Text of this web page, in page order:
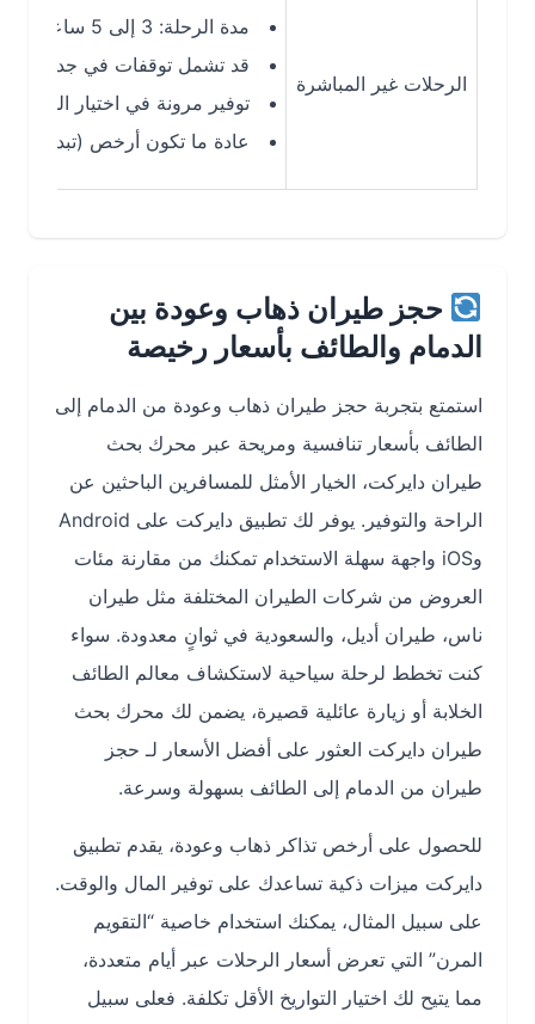
الرحلات غير المباشرة
مدة الرحلة: 3 إلى 5 ساعات
قد تشمل توقفات في جدة أو الرياض
توفير مرونة في اختيار الوجهات
عادة ما تكون أرخص (تبدأ من 289 ريال)
حجز طيران ذهاب وعودة بين
الدمام والطائف بأسعار رخيصة
استمتع بتجربة حجز طيران ذهاب وعودة من الدمام إلى
الطائف بأسعار تنافسية ومريحة عبر محرك بحث
طيران دايركت، الخيار الأمثل للمسافرين الباحثين عن
الراحة والتوفير. يوفر لك تطبيق دايركت على Android
وiOS واجهة سهلة الاستخدام تمكنك من مقارنة مئات
العروض من شركات الطيران المختلفة مثل طيران
ناس، طيران أديل، والسعودية في ثوانٍ معدودة. سواء
كنت تخطط لرحلة سياحية لاستكشاف معالم الطائف
الخلابة أو زيارة عائلية قصيرة، يضمن لك محرك بحث
طيران دايركت العثور على أفضل الأسعار لـ حجز
طيران من الدمام إلى الطائف بسهولة وسرعة.
للحصول على أرخص تذاكر ذهاب وعودة، يقدم تطبيق
دايركت ميزات ذكية تساعدك على توفير المال والوقت.
على سبيل المثال، يمكنك استخدام خاصية “التقويم
المرن” التي تعرض أسعار الرحلات عبر أيام متعددة،
مما يتيح لك اختيار التواريخ الأقل تكلفة. فعلى سبيل